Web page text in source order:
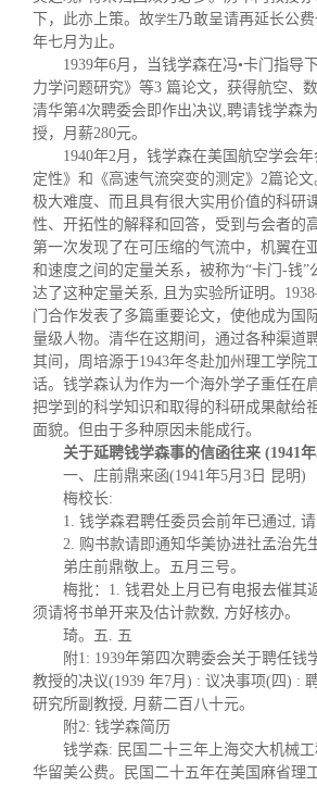
下，此亦上策。故学生乃敢呈请再延长公
年七月为止。
1939年6月，当钱学森在冯•卡门指导
力学问题研究》等3 篇论文，获得航空、
清华第4次聘委会即作出决议,聘请钱学森
授，月薪280元。
1940年2月，钱学森在美国航空学会
定性》和《高速气流突变的测定》2篇论
极大难度、而且具有很大实用价值的科研
性、开拓性的解释和回答，受到与会者的
第一次发现了在可压缩的气流中，机翼在
和速度之间的定量关系，被称为“卡门-钱”
达了这种定量关系, 且为实验所证明。
门合作发表了多篇重要论文，使他成为国
量级人物。清华在这期间，通过各种渠道
其间，周培源于1943年冬赴加州理工学院
话。钱学森认为作为一个海外学子重任在
把学到的科学知识和取得的科研成果献给
面貌。但由于多种原因未能成行。
关于延聘钱学森事的信函往来 (1941
一、庄前鼎来函(1941年5月3日 昆明)
梅校长:
1. 钱学森君聘任委员会前年已通过, 请
2. 购书款请即通知华美协进社孟治先
弟庄前鼎敬上。五月三号。
梅批：1. 钱君处上月已有电报去催其
须请将书单开来及估计款数, 方好核办。
琦。五. 五
附1: 1939年第四次聘委会关于聘任钱
教授的决议(1939 年7月) : 议决事项(四) :
研究所副教授, 月薪二百八十元。
附2: 钱学森简历
钱学森: 民国二十三年上海交大机械
华留美公费。民国二十五年在美国麻省理